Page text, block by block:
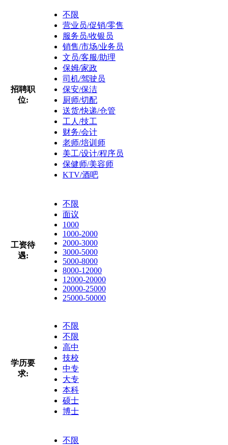
招聘职
位:
不限
营业员/促销/零售
服务员/收银员
销售/市场/业务员
文员/客服/助理
保姆/家政
司机/驾驶员
保安/保洁
厨师/切配
送货/快递/仓管
工人/技工
财务/会计
老师/培训师
美工/设计/程序员
保健师/美容师
KTV/酒吧
工资待
遇:
不限
面议
1000
1000-2000
2000-3000
3000-5000
5000-8000
8000-12000
12000-20000
20000-25000
25000-50000
学历要
求:
不限
不限
高中
技校
中专
大专
本科
硕士
博士
不限